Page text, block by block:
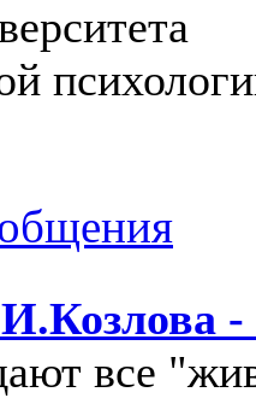
-
все